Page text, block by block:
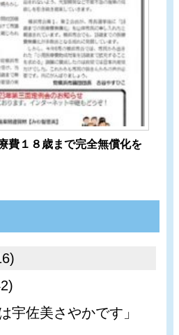
１８歳まで完全無償化を
宇佐美さやかです」